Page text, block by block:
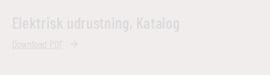
Elektrisk udrustning, Katalog
Download PDF